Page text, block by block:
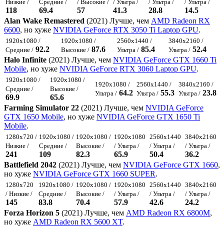
Низкие /
118
Средние /
69.4
/ Высокие /
57
/ Ультра /
41.3
/ Ультра /
28.8
/ Ультра /
14.5
Alan Wake Remastered (2021) Лучше, чем AMD Radeon RX
6600, но хуже NVIDIA GeForce RTX 3050 Ti Laptop GPU.
1920x1080 /
Средние / 92.2
1920x1080 /
Высокие / 87.6
2560x1440 /
Ультра / 85.4
3840x2160 /
Ультра / 52.4
Halo Infinite (2021) Лучше, чем NVIDIA GeForce GTX 1660 Ti
Mobile, но хуже NVIDIA GeForce RTX 3060 Laptop GPU.
1920x1080 /
Средние /
69.9
1920x1080 /
Высокие /
65.6
1920x1080 /
Ультра / 64.2
2560x1440 /
Ультра / 55.3
3840x2160 /
Ультра / 23.8
Farming Simulator 22 (2021) Лучше, чем NVIDIA GeForce
GTX 1650 Mobile, но хуже NVIDIA GeForce GTX 1650 Ti
Mobile.
1280x720 /
Низкие /
241
1920x1080 /
Средние /
109
1920x1080 /
Высокие /
82.3
1920x1080
/ Ультра /
65.9
2560x1440
/ Ультра /
50.4
3840x2160
/ Ультра /
36.2
Battlefield 2042 (2021) Лучше, чем NVIDIA GeForce GTX 1660,
но хуже NVIDIA GeForce GTX 1660 SUPER.
1280x720
/ Низкие /
145
1920x1080 /
Средние /
83.8
1920x1080 /
Высокие /
70.4
1920x1080
/ Ультра /
57.9
2560x1440
/ Ультра /
42.6
3840x2160
/ Ультра /
24.2
Forza Horizon 5 (2021) Лучше, чем AMD Radeon RX 6800M,
но хуже AMD Radeon RX 5600 XT.